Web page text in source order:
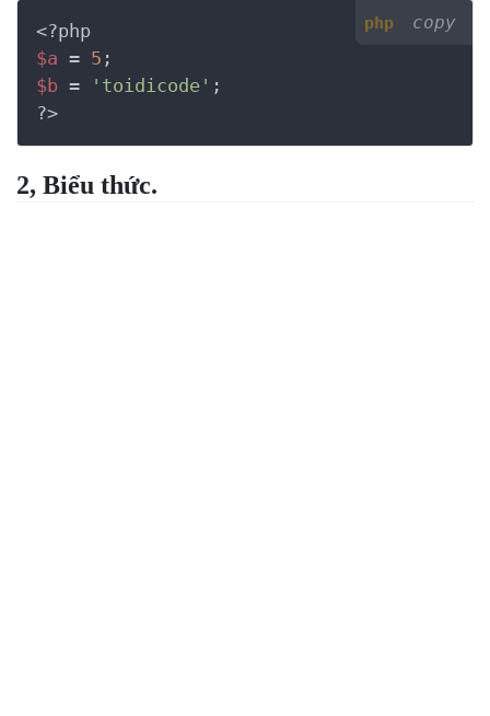
php copy
<?php
$a = 5
$b = 'toidicode'
?>
2, Biểu thức.